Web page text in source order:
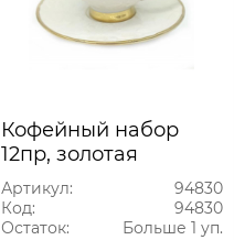
Кофейный набор
12пр, золотая
обводка 100мл
Артикул:
94830
Код:
94830
Остаток:
Больше 1 уп.